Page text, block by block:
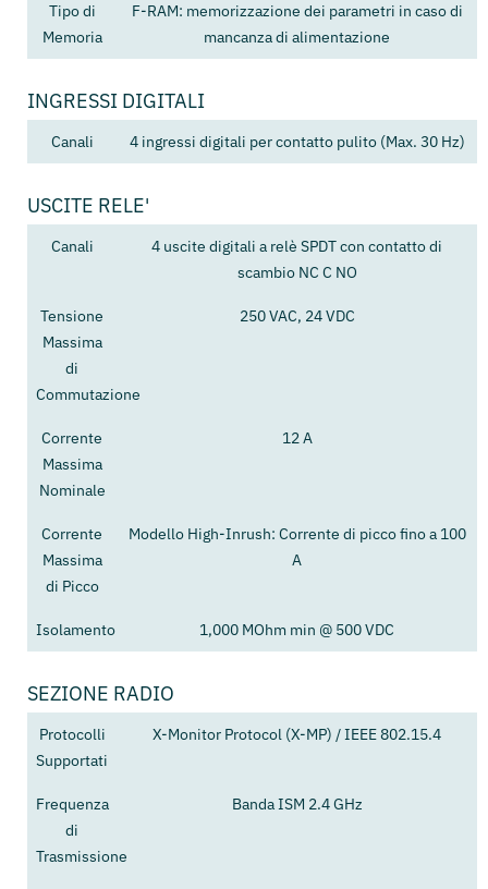
Tipo di
Memoria
F-RAM: memorizzazione dei parametri in caso di
mancanza di alimentazione
INGRESSI DIGITALI
Canali 4 ingressi digitali per contatto pulito (Max. 30 Hz)
USCITE RELE'
Canali
4 uscite digitali a relè SPDT con contatto di
scambio NC C NO
Tensione
Massima
di
Commutazione
250 VAC, 24 VDC
Corrente
Massima
Nominale
12 A
Corrente
Massima
di Picco
Modello High-Inrush: Corrente di picco fino a 100
A
Isolamento 1,000 MOhm min @ 500 VDC
SEZIONE RADIO
Protocolli
Supportati
X-Monitor Protocol (X-MP) / IEEE 802.15.4
Frequenza
di
Trasmissione
Banda ISM 2.4 GHz